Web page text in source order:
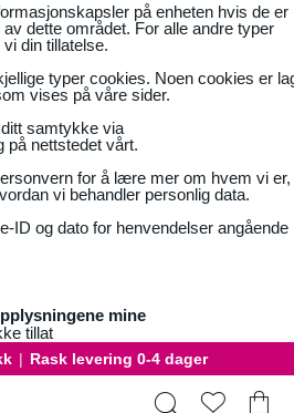
på enheten hvis de er
dette området. For alle andre typer
din tillatelse.
typer cookies. Noen cookies er
vises på våre sider.
samtykke via
nettstedet vårt.
for å lære mer om hvem vi er,
vi behandler personlig data.
ID og dato for henvendelser angående
mine
tillat
| Rask levering 0-4 dager